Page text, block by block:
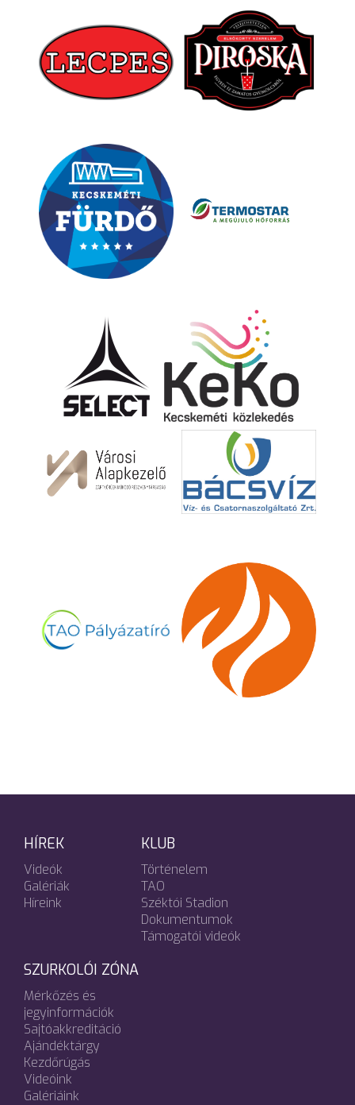
HÍREK
Videók
Galériák
Híreink
KLUB
Történelem
TAO
Széktói Stadion
Dokumentumok
Támogatói videók
SZURKOLÓI ZÓNA
Mérkőzés és
jegyinformációk
Sajtóakkreditáció
Ajándéktárgy
Kezdőrúgás
Videóink
Galériáink